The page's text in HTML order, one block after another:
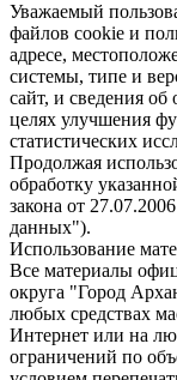
Уважаемый
файлов cookie и
адресе,
системы, типе и
сайт, и сведения об
целях улучшения
статистических
Продолжая
обработку
закона от
данных").
Использование
Все материалы
округа "Город
любых средствах
Интернет или на
ограничений по